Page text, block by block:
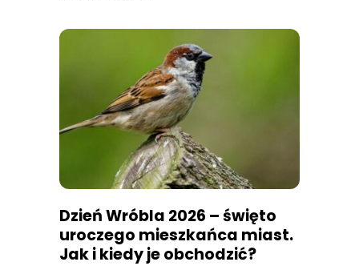
Dzień Wróbla 2026 – święto
uroczego mieszkańca miast.
Jak i kiedy je obchodzić?